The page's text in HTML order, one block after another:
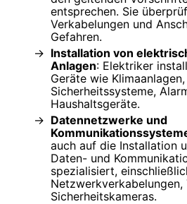
entsprechen. Sie
Verkabelungen und
Gefahren.
Installation von
Anlagen: Elektriker
Geräte wie
Sicherheitssysteme,
Haushaltsgeräte.
Datennetzwerke und
auch auf die Installation
Daten- und
spezialisiert,
Netzwerkverkabelungen,
Sicherheitskameras.